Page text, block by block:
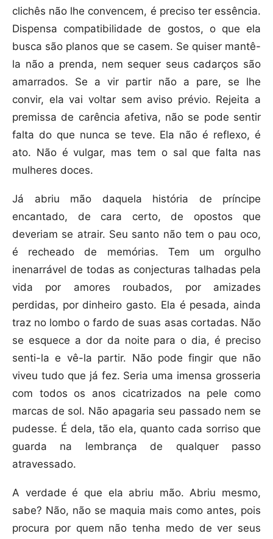
clichês não lhe convencem, é preciso ter essência.
Dispensa compatibilidade de gostos, o que ela
busca são planos que se casem. Se quiser mantê-
la não a prenda, nem sequer seus cadarços são
amarrados. Se a vir partir não a pare, se lhe
convir, ela vai voltar sem aviso prévio. Rejeita a
premissa de carência afetiva, não se pode sentir
falta do que nunca se teve. Ela não é reflexo, é
ato. Não é vulgar, mas tem o sal que falta nas
mulheres doces.
Já abriu mão daquela história de príncipe
encantado, de cara certo, de opostos que
deveriam se atrair. Seu santo não tem o pau oco,
é recheado de memórias. Tem um orgulho
inenarrável de todas as conjecturas talhadas pela
vida por amores roubados, por amizades
perdidas, por dinheiro gasto. Ela é pesada, ainda
traz no lombo o fardo de suas asas cortadas. Não
se esquece a dor da noite para o dia, é preciso
senti-la e vê-la partir. Não pode fingir que não
viveu tudo que já fez. Seria uma imensa grosseria
com todos os anos cicatrizados na pele como
marcas de sol. Não apagaria seu passado nem se
pudesse. É dela, tão ela, quanto cada sorriso que
guarda na lembrança de qualquer passo
atravessado.
A verdade é que ela abriu mão. Abriu mesmo,
sabe? Não, não se maquia mais como antes, pois
procura por quem não tenha medo de ver seus